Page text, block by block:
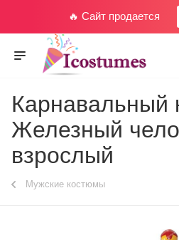
🔥 Сайт продается
Карнавальный
Железный
взрослый
Мужские костюмы